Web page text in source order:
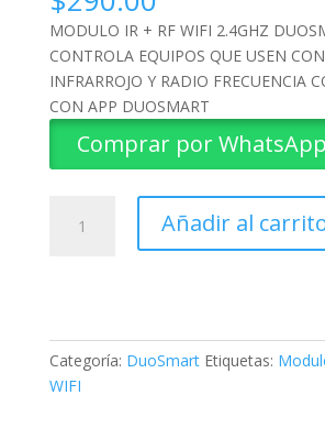
MODULO IR + RF WIFI 2.4GHZ
CONTROLA EQUIPOS QUE USEN
INFRARROJO Y RADIO FRECUENCIA
CON APP DUOSMART
Comprar por WhatsApp
L20
cantidad
Añadir al
Categoría: DuoSmart Etiquetas:
WIFI